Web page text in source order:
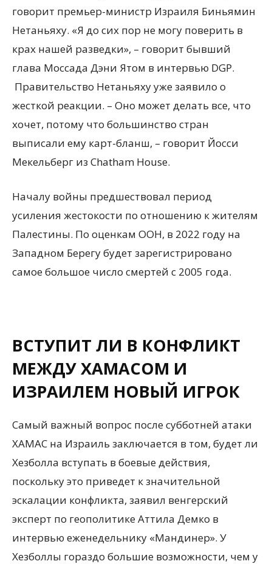
говорит премьер-министр Израиля Биньямин
Нетаньяху. «Я до сих пор не могу поверить в
крах нашей разведки», – говорит бывший
глава Моссада Дэни Ятом в интервью DGP.
Правительство Нетаньяху уже заявило о
жесткой реакции. – Оно может делать все, что
хочет, потому что большинство стран
выписали ему карт-бланш, – говорит Йосси
Мекельберг из Chatham House.
Началу войны предшествовал период
усиления жестокости по отношению к жителям
Палестины. По оценкам ООН, в 2022 году на
Западном Берегу будет зарегистрировано
самое большое число смертей с 2005 года.
ВСТУПИТ ЛИ В КОНФЛИКТ
МЕЖДУ ХАМАСОМ И
ИЗРАИЛЕМ НОВЫЙ ИГРОК
Самый важный вопрос после субботней атаки
ХАМАС на Израиль заключается в том, будет ли
Хезболла вступать в боевые действия,
поскольку это приведет к значительной
эскалации конфликта, заявил венгерский
эксперт по геополитике Аттила Демко в
интервью еженедельнику «Мандинер». У
Хезболлы гораздо большие возможности, чем у